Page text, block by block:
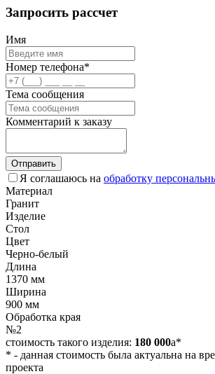
Запросить рассчет
Имя
Номер телефона*
Тема сообщения
Комментарий к заказу
Отправить
Я соглашаюсь на обработку
Материал
Гранит
Изделие
Стол
Цвет
Черно-белый
Длина
1370 мм
Ширина
900 мм
Обработка края
№2
стоимость такого изделия: 180 000a*
* - данная стоимость была актуальна на
проекта